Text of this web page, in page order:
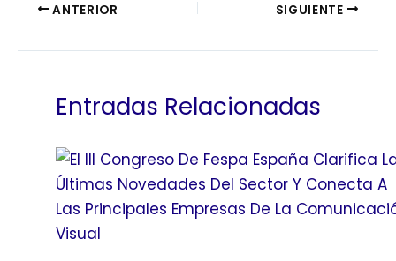
ANTERIOR SIGUIENTE
Entradas Relacionadas